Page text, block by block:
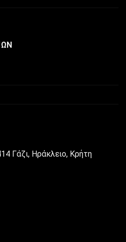
Γάζι, Ηράκλειο, Κρήτη